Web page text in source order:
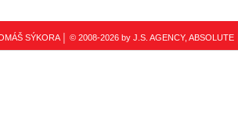
SÝKORA│ © 2008-2026 by J.S. AGENCY, ABSOLUTE │